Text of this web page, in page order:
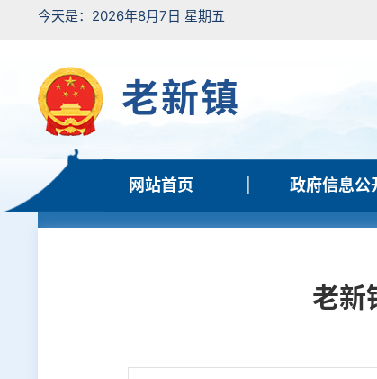
今天是：2026年8月7日 星期五
老新镇
网站首页 政府信息公
老新